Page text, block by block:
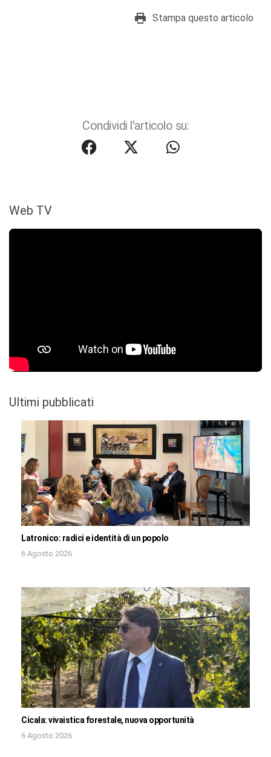
Stampa questo articolo
Condividi l'articolo su:
Web TV
Ultimi pubblicati
Latronico: radici e identità di un popolo
6 Agosto 2026
Cicala: vivaistica forestale, nuova opportunità
6 Agosto 2026